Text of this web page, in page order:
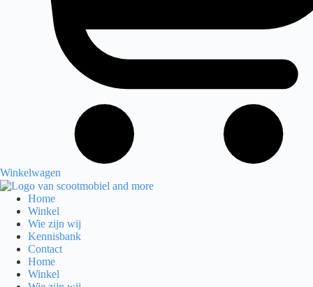
Winkelwagen
Home
Winkel
Wie zijn wij
Kennisbank
Contact
Home
Winkel